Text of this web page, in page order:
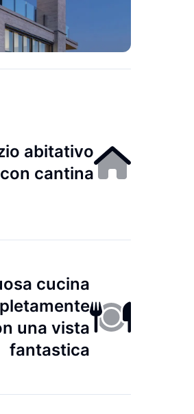
abitativo
cantina
cucina
una vista
fantastica